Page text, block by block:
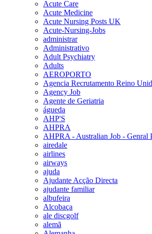
Acute Care
Acute Medicine
Acute Nursing Posts UK
Acute-Nursing-Jobs
administrar
Administrativo
Adult Psychiatry
Adults
AEROPORTO
Agencia Recrutamento Reino
Agency Job
Agente de Geriatria
águeda
AHP'S
AHPRA
AHPRA - Australian Job - Genral
airedale
airlines
airways
ajuda
Ajudante Acção Directa
ajudante familiar
albufeira
Alcobaça
ale discgolf
alemã